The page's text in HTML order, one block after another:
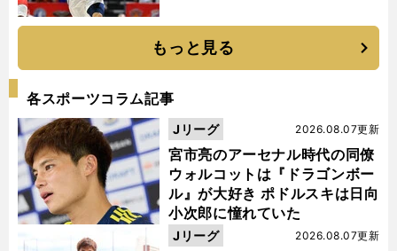
もっと見る
各スポーツコラム記事
宮市亮のアーセナル時代の同僚
ウォルコットは『ドラゴンボー
ル』が大好き ポドルスキは日向
小次郎に憧れていた
2026.08.07更新
Jリーグ
2026.08.07更新
Jリーグ